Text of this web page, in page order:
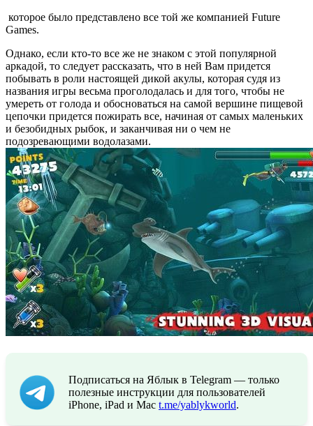
которое было представлено все той же компанией Future
Games.
Однако, если кто-то все же не знаком с этой популярной
аркадой, то следует рассказать, что в ней Вам придется
побывать в роли настоящей дикой акулы, которая судя из
названия игры весьма проголодалась и для того, чтобы не
умереть от голода и обосноваться на самой вершине пищевой
цепочки придется пожирать все, начиная от самых маленьких
и безобидных рыбок, и заканчивая ни о чем не
подозревающими водолазами.
Подписаться на Яблык в Telegram — только
полезные инструкции для пользователей
iPhone, iPad и Mac t.me/yablykworld.